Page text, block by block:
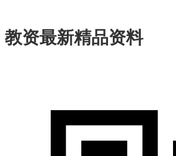
教资最新精品资料